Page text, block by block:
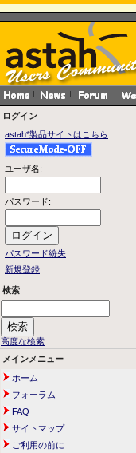
ログイン
astah*製品サイトはこちら
ユーザ名:
パスワード:
パスワード紛失
新規登録
検索
高度な検索
メインメニュー
ホーム
フォーラム
FAQ
サイトマップ
ご利用の前に